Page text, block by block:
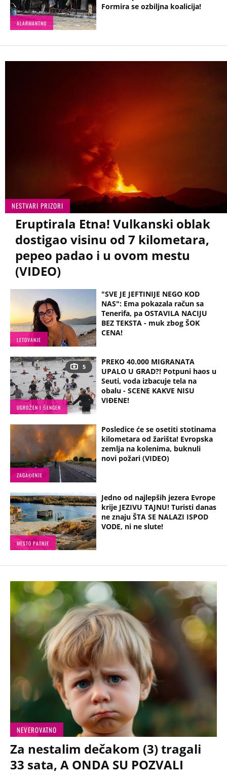
ALARMANTNO
Formira se ozbiljna koalicija!
NESTVARI PRIZORI
Eruptirala Etna! Vulkanski oblak
dostigao visinu od 7 kilometara,
pepeo padao i u ovom mestu
(VIDEO)
LETOVANJE
"SVE JE JEFTINIJE NEGO KOD
NAS": Ema pokazala račun sa
Tenerifa, pa OSTAVILA NACIJU
BEZ TEKSTA - muk zbog ŠOK
CENA!
5
UGROŽEN I ŠENGEN
PREKO 40.000 MIGRANATA
UPALO U GRAD?! Potpuni haos u
Seuti, voda izbacuje tela na
obalu - SCENE KAKVE NISU
VIĐENE!
ZAGAĐENJE
Posledice će se osetiti stotinama
kilometara od žarišta! Evropska
zemlja na kolenima, buknuli
novi požari (VIDEO)
MESTO PATNJE
Jedno od najlepših jezera Evrope
krije JEZIVU TAJNU! Turisti danas
ne znaju ŠTA SE NALAZI ISPOD
VODE, ni ne slute!
NEVEROVATNO
Za nestalim dečakom (3) tragali
33 sata, A ONDA SU POZVALI